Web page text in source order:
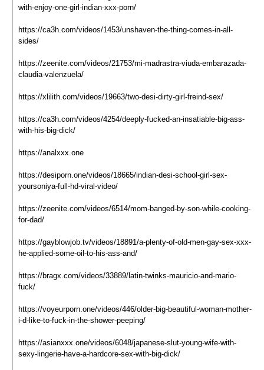
with-enjoy-one-girl-indian-xxx-porn/
https://ca3h.com/videos/1453/unshaven-the-thing-comes-in-all-
sides/
https://zeenite.com/videos/21753/mi-madrastra-viuda-embarazada-
claudia-valenzuela/
https://xlilith.com/videos/19663/two-desi-dirty-girl-freind-sex/
https://ca3h.com/videos/4254/deeply-fucked-an-insatiable-big-ass-
with-his-big-dick/
https://analxxx.one
https://desiporn.one/videos/18665/indian-desi-school-girl-sex-
yoursoniya-full-hd-viral-video/
https://zeenite.com/videos/6514/mom-banged-by-son-while-cooking-
for-dad/
https://gayblowjob.tv/videos/18891/a-plenty-of-old-men-gay-sex-xxx-
he-applied-some-oil-to-his-ass-and/
https://bragx.com/videos/33889/latin-twinks-mauricio-and-mario-
fuck/
https://voyeurporn.one/videos/446/older-big-beautiful-woman-mother-
i-d-like-to-fuck-in-the-shower-peeping/
https://asianxxx.one/videos/6048/japanese-slut-young-wife-with-
sexy-lingerie-have-a-hardcore-sex-with-big-dick/